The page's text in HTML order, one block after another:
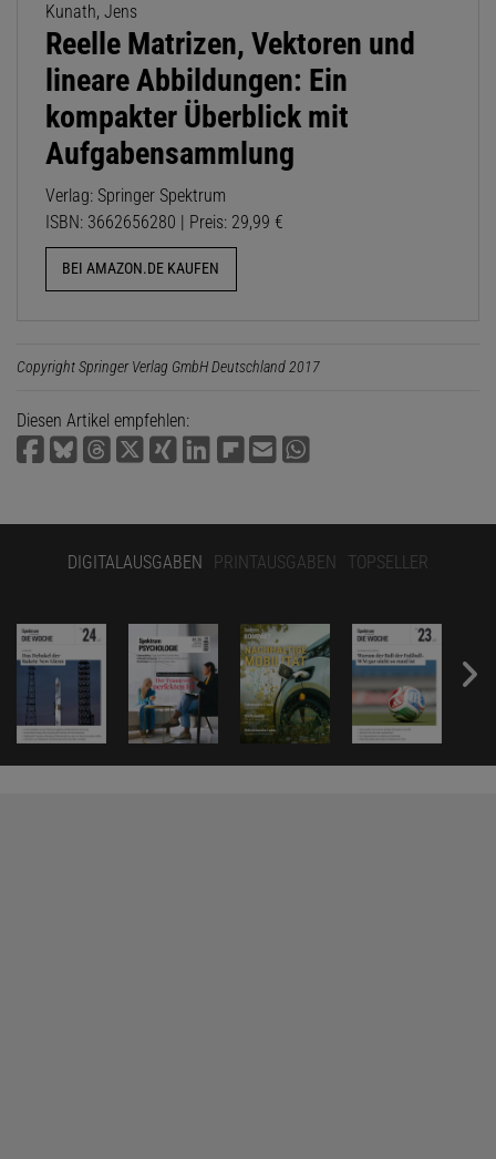
Kunath, Jens
Reelle Matrizen, Vektoren und
lineare Abbildungen: Ein
kompakter Überblick mit
Aufgabensammlung
Verlag: Springer Spektrum
ISBN: 3662656280 | Preis: 29,99 €
BEI AMAZON.DE KAUFEN
Copyright Springer Verlag GmbH Deutschland 2017
Diesen Artikel empfehlen:
DIGITALAUSGABEN PRINTAUSGABEN TOPSELLER